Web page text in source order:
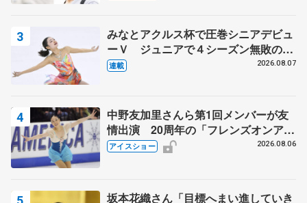
みなとアクルス杯で圧巻シニアデビュ
ーＶ ジュニアで４シーズン無敗の島
田麻央
連載 2026.08.07
中野友加里さんら第1回メンバーが友
情出演 20周年の「フレンズオンアイ
ス」 宮本賢二さん、有川梨絵さん、
アイスショー 2026.08.06
坂本花織さん「目標へまい進していき